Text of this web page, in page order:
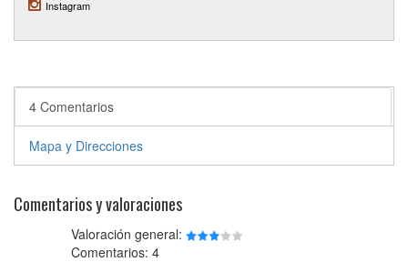
Instagram
4 Comentarios
Mapa y Direcciones
Comentarios y valoraciones
Valoración general:
Comentarios: 4